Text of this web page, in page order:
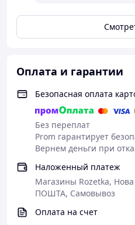
Оплата и гарантии
Безопасная оплата
Без переплат
Prom гарантирует
Вернем деньги при
Наложенный платеж
Магазины Rozetka,
ПОШТА, Самовывоз
Оплата на счет